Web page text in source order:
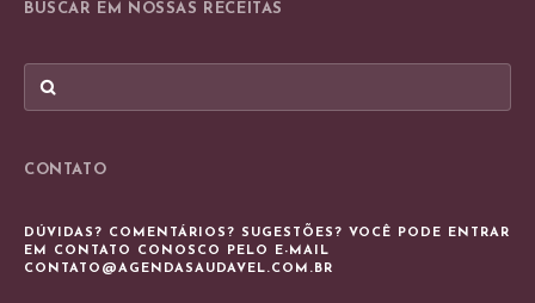
BUSCAR EM NOSSAS RECEITAS
CONTATO
DÚVIDAS? COMENTÁRIOS? SUGESTÕES? VOCÊ PODE ENTRAR
EM CONTATO CONOSCO PELO E-MAIL
CONTATO@AGENDASAUDAVEL.COM.BR